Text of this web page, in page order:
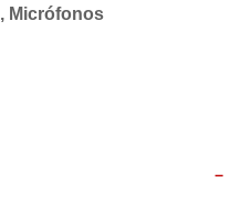
, Micrófonos